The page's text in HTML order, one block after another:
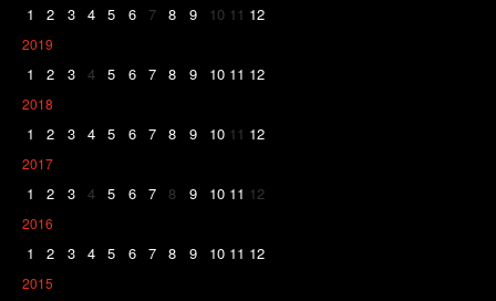
1 2 3 4 5 6 7 8 9 10 11 12
2019
1 2 3 4 5 6 7 8 9 10 11 12
2018
1 2 3 4 5 6 7 8 9 10 11 12
2017
1 2 3 4 5 6 7 8 9 10 11 12
2016
1 2 3 4 5 6 7 8 9 10 11 12
2015